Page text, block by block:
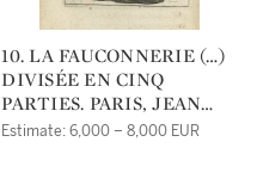
10. LA FAUCONNERIE (…)
DIVISÉE EN CINQ
PARTIES. PARIS, JEAN
HOUZÉ, 1608.
Estimate: 6,000 – 8,000 EUR